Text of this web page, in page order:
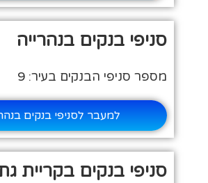
סניפי בנקים בנהרייה
מספר סניפי הבנקים בעיר: 9
למעבר לסניפי בנקים
סניפי בנקים בקריית